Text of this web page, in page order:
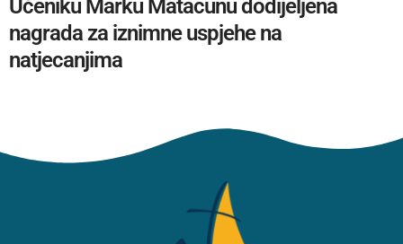
Učeniku Marku Matacunu dodijeljena
nagrada za iznimne uspjehe na
natjecanjima